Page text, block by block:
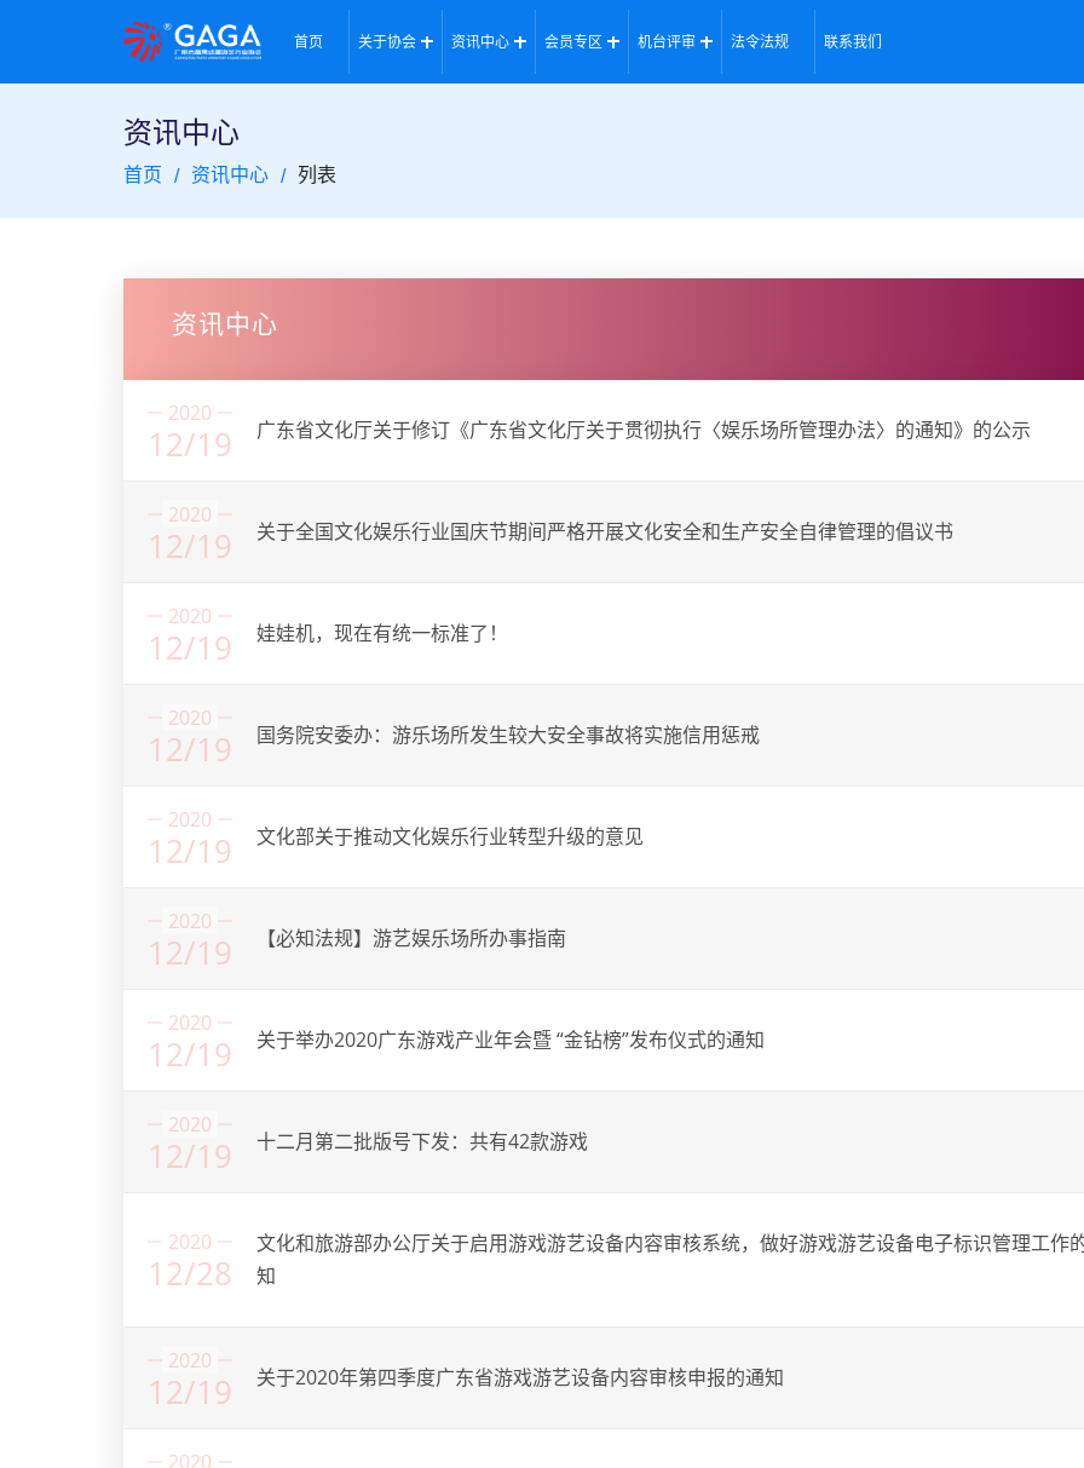
首页 关于协会 资讯中心 会员专区 机台评审 法令法规 联系我们
资讯中心
首页 资讯中心 列表
资讯中心
2020
12/19 广东省文化厅关于修订《广东省文化厅关于贯彻执行〈娱乐场所管理办法〉的通知》的公示
2020
12/19 关于全国文化娱乐行业国庆节期间严格开展文化安全和生产安全自律管理的倡议书
2020
12/19 娃娃机，现在有统一标准了！
2020
12/19 国务院安委办：游乐场所发生较大安全事故将实施信用惩戒
2020
12/19 文化部关于推动文化娱乐行业转型升级的意见
2020
12/19 【必知法规】游艺娱乐场所办事指南
2020
12/19 关于举办2020广东游戏产业年会暨 “金钻榜”发布仪式的通知
2020
12/19 十二月第二批版号下发：共有42款游戏
2020
12/28
文化和旅游部办公厅关于启用游戏游艺设备内容审核系统，做好游戏游艺设备电子标识管理工作
知
2020
12/19 关于2020年第四季度广东省游戏游艺设备内容审核申报的通知
2020